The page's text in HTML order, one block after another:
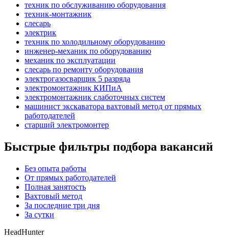
техник по обслуживанию оборудования
техник-монтажник
слесарь
электрик
техник по холодильному оборудованию
инженер-механик по оборудованию
механик по эксплуатации
слесарь по ремонту оборудования
электрогазосварщик 5 разряда
электромонтажник КИПиА
электромонтажник слаботочных систем
машинист экскаватора вахтовый метод от прямых
работодателей
старший электромонтер
Быстрые фильтры подбора вакансий
Без опыта работы
От прямых работодателей
Полная занятость
Вахтовый метод
За последние три дня
За сутки
HeadHunter